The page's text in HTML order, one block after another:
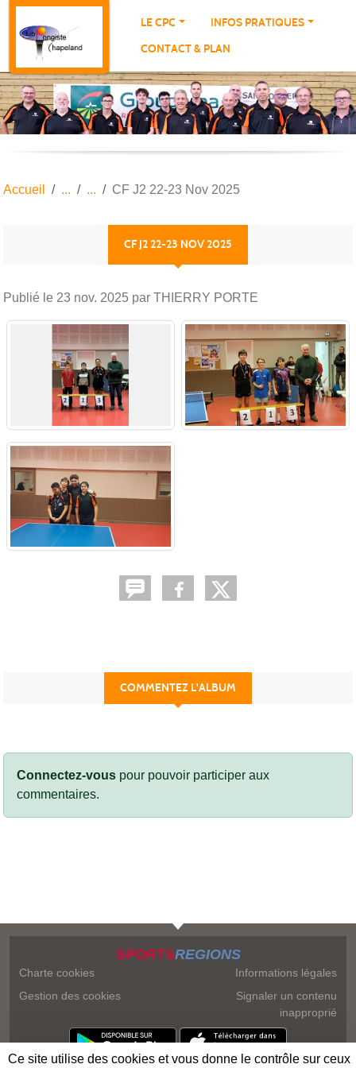
LE CPC
INFOS PRATIQUES
CONTACT & PLAN
Accueil CF J2 22-23 Nov 2025
CF J2 22-23 NOV 2025
Publié le 23 nov. 2025 par THIERRY PORTE
COMMENTEZ L'ALBUM
Connectez-vous pour pouvoir participer aux
commentaires.
SPORTSREGIONS
Charte cookies
Gestion des cookies
Informations légales
Signaler un contenu
inapproprié
Panneau de gestion des cookies
Ce site utilise des cookies et vous donne le contrôle sur ceux